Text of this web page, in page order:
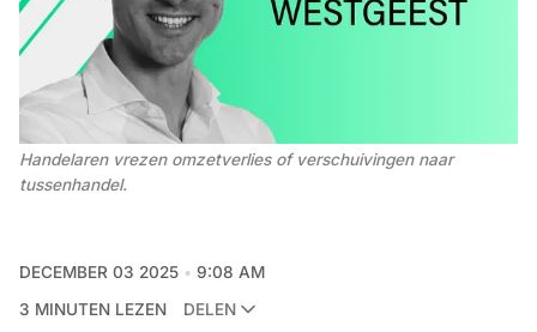
Handelaren vrezen omzetverlies of verschuivingen naar
tussenhandel.
DECEMBER 03 2025
9:08 AM
3 MINUTEN LEZEN
DELEN